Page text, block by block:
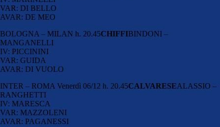
VAR: DI BELLO
AVAR: DE MEO
BOLOGNA – MILAN h. 20.45CHIFFIBINDONI –
MANGANELLI
IV: PICCININI
VAR: GUIDA
AVAR: DI VUOLO
INTER – ROMA Venerdì 06/12 h. 20.45CALVARESEALASSIO –
RANGHETTI
IV: MARESCA
VAR: MAZZOLENI
AVAR: PAGANESSI